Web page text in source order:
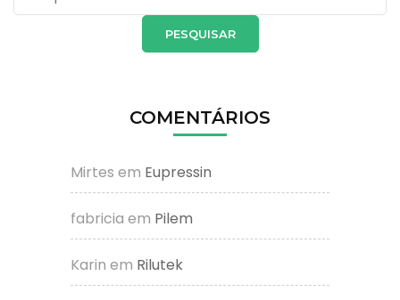
por:
COMENTÁRIOS
Mirtes em Eupressin
fabricia em Pilem
Karin em Rilutek